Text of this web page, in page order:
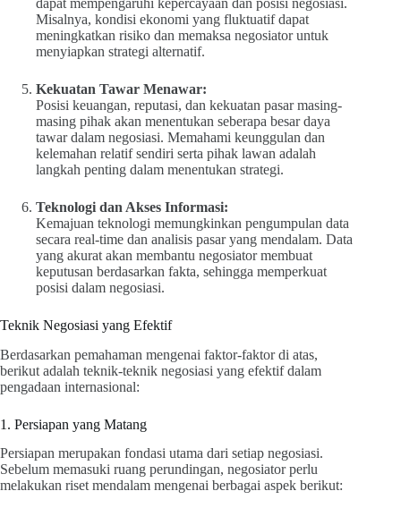
Misalnya, kondisi ekonomi yang fluktuatif dapat
meningkatkan risiko dan memaksa negosiator untuk
menyiapkan strategi alternatif.
Kekuatan Tawar Menawar:
Posisi keuangan, reputasi, dan kekuatan pasar masing-
masing pihak akan menentukan seberapa besar daya
tawar dalam negosiasi. Memahami keunggulan dan
kelemahan relatif sendiri serta pihak lawan adalah
langkah penting dalam menentukan strategi.
Teknologi dan Akses Informasi:
Kemajuan teknologi memungkinkan pengumpulan data
secara real-time dan analisis pasar yang mendalam. Data
yang akurat akan membantu negosiator membuat
keputusan berdasarkan fakta, sehingga memperkuat
posisi dalam negosiasi.
Teknik Negosiasi yang Efektif
Berdasarkan pemahaman mengenai faktor-faktor di atas,
berikut adalah teknik-teknik negosiasi yang efektif dalam
pengadaan internasional:
1. Persiapan yang Matang
Persiapan merupakan fondasi utama dari setiap negosiasi.
Sebelum memasuki ruang perundingan, negosiator perlu
melakukan riset mendalam mengenai berbagai aspek berikut: